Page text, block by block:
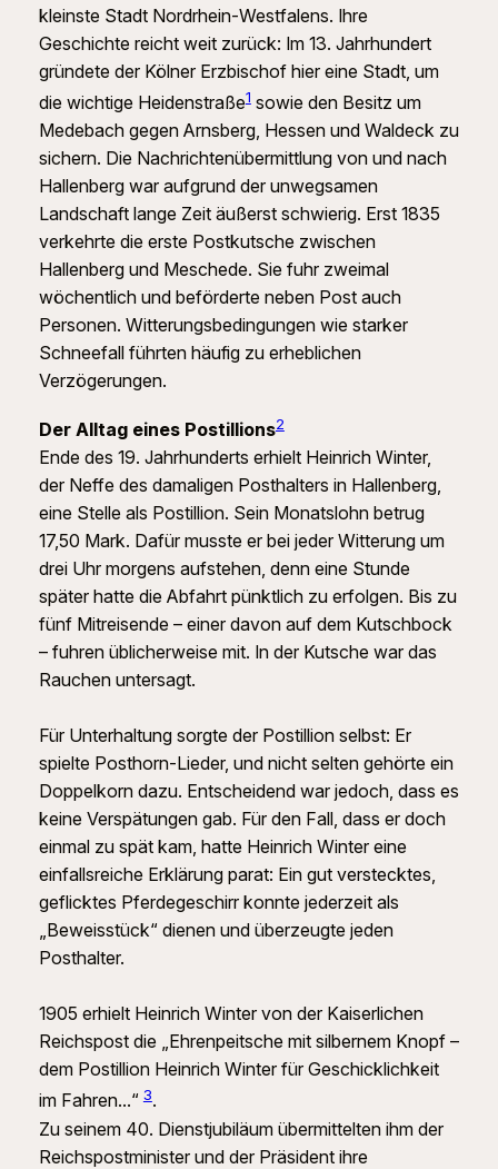
kleinste Stadt Nordrhein‑Westfalens. Ihre
Geschichte reicht weit zurück: Im 13. Jahrhundert
gründete der Kölner Erzbischof hier eine Stadt, um
die wichtige Heidenstraße1sowie den Besitz um
Medebach gegen Arnsberg, Hessen und Waldeck zu
sichern. Die Nachrichtenübermittlung von und nach
Hallenberg war aufgrund der unwegsamen
Landschaft lange Zeit äußerst schwierig. Erst 1835
verkehrte die erste Postkutsche zwischen
Hallenberg und Meschede. Sie fuhr zweimal
wöchentlich und beförderte neben Post auch
Personen. Witterungsbedingungen wie starker
Schneefall führten häufig zu erheblichen
Verzögerungen.
Der Alltag eines Postillions2
Ende des 19. Jahrhunderts erhielt Heinrich Winter,
der Neffe des damaligen Posthalters in Hallenberg,
eine Stelle als Postillion. Sein Monatslohn betrug
17,50 Mark. Dafür musste er bei jeder Witterung um
drei Uhr morgens aufstehen, denn eine Stunde
später hatte die Abfahrt pünktlich zu erfolgen. Bis zu
fünf Mitreisende – einer davon auf dem Kutschbock
– fuhren üblicherweise mit. In der Kutsche war das
Rauchen untersagt.
Für Unterhaltung sorgte der Postillion selbst: Er
spielte Posthorn‑Lieder, und nicht selten gehörte ein
Doppelkorn dazu. Entscheidend war jedoch, dass es
keine Verspätungen gab. Für den Fall, dass er doch
einmal zu spät kam, hatte Heinrich Winter eine
einfallsreiche Erklärung parat: Ein gut verstecktes,
geflicktes Pferdegeschirr konnte jederzeit als
„Beweisstück“ dienen und überzeugte jeden
Posthalter.
1905 erhielt Heinrich Winter von der Kaiserlichen
Reichspost die „Ehrenpeitsche mit silbernem Knopf –
dem Postillion Heinrich Winter für Geschicklichkeit
im Fahren…“3.
Zu seinem 40. Dienstjubiläum übermittelten ihm der
Reichspostminister und der Präsident ihre